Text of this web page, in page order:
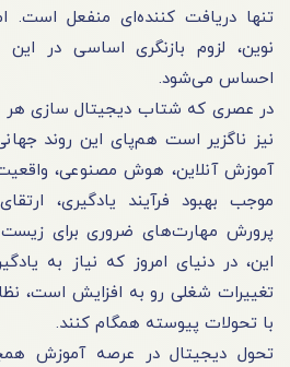
تنها دریافت ‌کننده‌ای منفعل است.
نوین، لزوم بازنگری اساسی در
احساس می‌شود.
در عصری که شتاب دیجیتال ‌سازی هر
نیز ناگزیر است هم‌پای این روند
آموزش آنلاین، هوش مصنوعی،
موجب بهبود فرآیند یادگیری،
این، در دنیای امروز که نیاز به
تغییرات شغلی رو به افزایش است،
با تحولات پیوسته همگام کنند.
تحول دیجیتال در عرصه آموزش